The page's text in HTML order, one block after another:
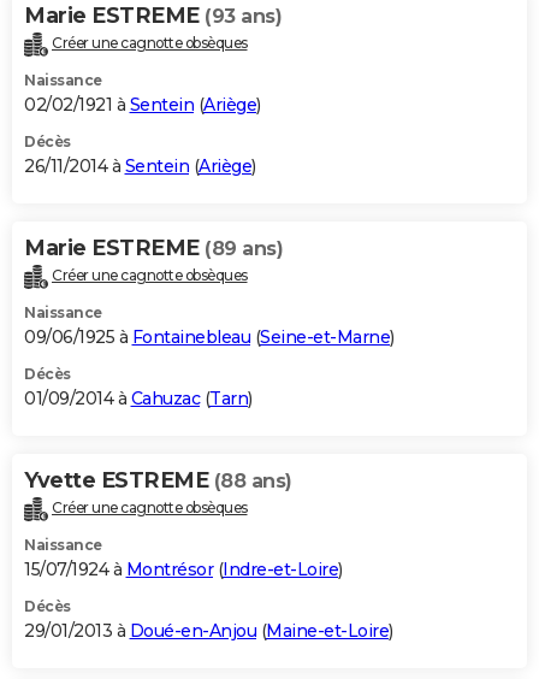
Marie ESTREME (93 ans)
Créer une cagnotte obsèques
Naissance
02/02/1921 à Sentein (Ariège)
Décès
26/11/2014 à Sentein (Ariège)
Marie ESTREME (89 ans)
Créer une cagnotte obsèques
Naissance
09/06/1925 à Fontainebleau (Seine-et-Marne)
Décès
01/09/2014 à Cahuzac(Tarn)
Yvette ESTREME (88 ans)
Créer une cagnotte obsèques
Naissance
15/07/1924 à Montrésor(Indre-et-Loire)
Décès
29/01/2013 à Doué-en-Anjou (Maine-et-Loire)